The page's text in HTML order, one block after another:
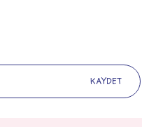
KAYDET